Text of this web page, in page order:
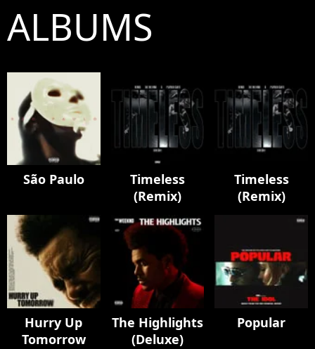
ALBUMS
São Paulo
Timeless
(Remix)
Timeless
(Remix)
Hurry Up
Tomorrow
The Highlights
(Deluxe)
Popular